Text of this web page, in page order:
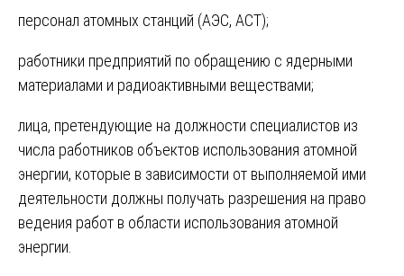
персонал атомных станций (АЭС, АСТ);
работники предприятий по обращению с ядерными
материалами и радиоактивными веществами;
лица, претендующие на должности специалистов из
числа работников объектов использования атомной
энергии, которые в зависимости от выполняемой ими
деятельности должны получать разрешения на право
ведения работ в области использования атомной
энергии.